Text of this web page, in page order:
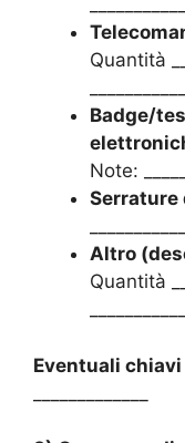
Quantità
Badge/
Note:
Serrature
Altro
Quantità
Eventuali